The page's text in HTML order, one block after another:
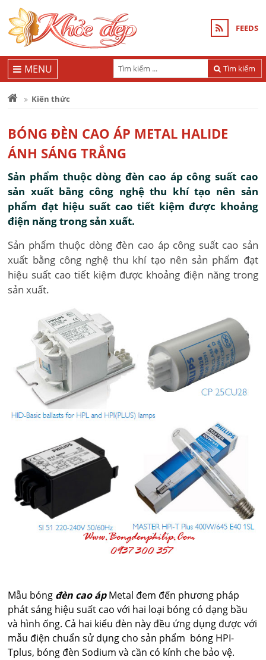
FEEDS
Tìm kiếm
MENU
Kiến thức
BÓNG ĐÈN CAO ÁP METAL HALIDE
ÁNH SÁNG TRẮNG
Sản phẩm thuộc dòng đèn cao áp công suất cao
sản xuất bằng công nghệ thu khí tạo nên sản
phẩm đạt hiệu suất cao tiết kiệm được khoảng
điện năng trong sản xuất.
Sản phẩm thuộc dòng đèn cao áp công suất cao sản
xuất bằng công nghệ thu khí tạo nên sản phẩm đạt
hiệu suất cao tiết kiệm được khoảng điện năng trong
sản xuất.
Mẫu bóng đèn cao ápMetal đem đến phương pháp
phát sáng hiệu suất cao với hai loại bóng có dạng bầu
và hình ống. Cả hai kiểu đèn này đều ứng dụng được với
mẫu điện chuẩn sử dụng cho sản phẩm bóng HPI-
Tplus, bóng đèn Sodium và cần có kính che bảo vệ.